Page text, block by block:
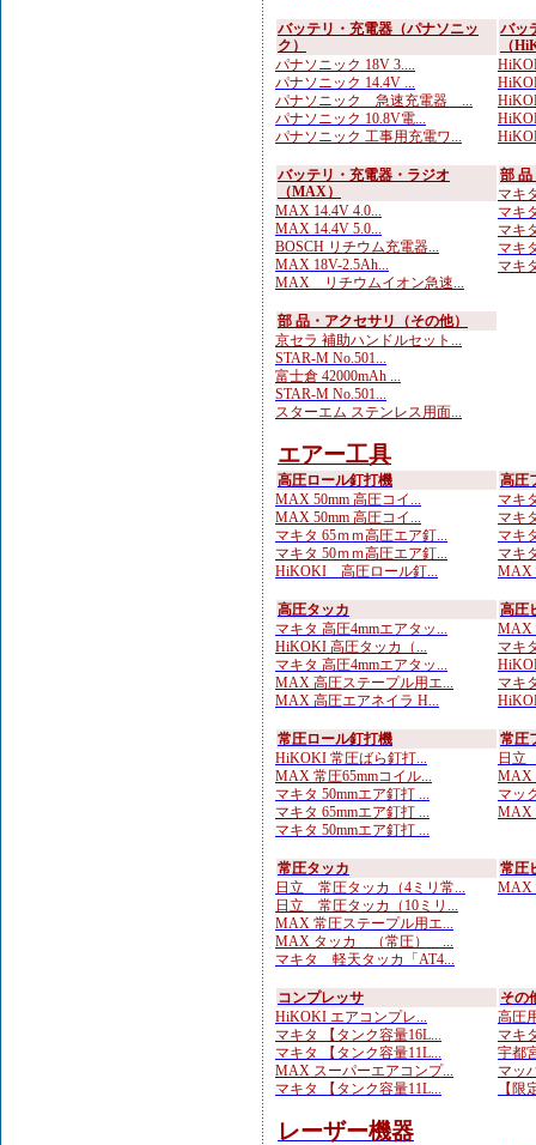
バッテリ・充電器（パナソニッ
ク）
パナソニック 18V 3....
パナソニック 14.4V ...
パナソニック 急速充電器 ...
パナソニック 10.8V電...
パナソニック 工事用充電ワ...
バッ
（
バッテリ・充電器・ラジオ
（MAX）
MAX 14.4V 4.0...
MAX 14.4V 5.0...
BOSCH リチウム充電器...
MAX 18V-2.5Ah...
MAX リチウムイオン急速...
部 品
マキ
マキ
マキ
マキ
マキ
部 品・アクセサリ（その他）
京セラ 補助ハンドルセット...
STAR-M No.501...
富士倉 42000mAh ...
STAR-M No.501...
スターエム ステンレス用面...
エアー工具
高圧ロール釘打機
MAX 50mm 高圧コイ...
MAX 50mm 高圧コイ...
マキタ 65ｍｍ高圧エア釘...
マキタ 50ｍｍ高圧エア釘...
HiKOKI 高圧ロール釘...
高圧
マキ
マキ
マキ
マキ
MAX
高圧タッカ
マキタ 高圧4mmエアタッ...
HiKOKI 高圧タッカ（...
マキタ 高圧4mmエアタッ...
MAX 高圧ステープル用エ...
MAX 高圧エアネイラ H...
高圧
MAX
マキ
マキ
常圧ロール釘打機
HiKOKI 常圧ばら釘打...
MAX 常圧65mmコイル...
マキタ 50mmエア釘打 ...
マキタ 65mmエア釘打 ...
マキタ 50mmエア釘打 ...
常圧
日立
MAX
マッ
MAX
常圧タッカ
日立 常圧タッカ（4ミリ常...
日立 常圧タッカ（10ミリ...
MAX 常圧ステープル用エ...
MAX タッカ （常圧） ...
マキタ 軽天タッカ「AT4...
常圧
MAX
コンプレッサ
HiKOKI エアコンプレ...
マキタ 【タンク容量16L...
マキタ 【タンク容量11L...
MAX スーパーエアコンプ...
マキタ 【タンク容量11L...
その
高圧
マキ
宇都
マッ
【限
レーザー機器